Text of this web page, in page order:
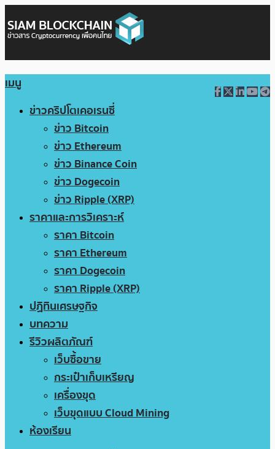
เมนู
ข่าวคริปโตเคอเรนซี่
ข่าว Bitcoin
ข่าว Ethereum
ข่าว Binance Coin
ข่าว Dogecoin
ข่าว Ripple (XRP)
ราคาและการวิเคราะห์
ราคา Bitcoin
ราคา Ethereum
ราคา Dogecoin
ราคา Ripple (XRP)
ปฏิทินเศรษฐกิจ
บทความ
รีวิวผลิตภัณฑ์
เว็บซื้อขาย
กระเป๋าเก็บเหรียญ
เครื่องขุด
เว็บขุดแบบ Cloud Mining
ห้องเรียน